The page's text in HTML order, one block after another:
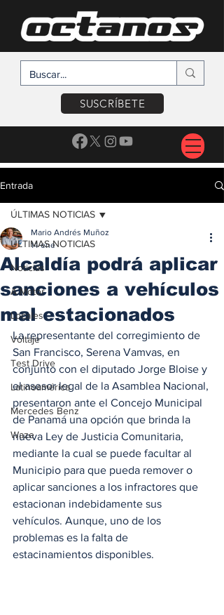
SUSCRÍBETE
Entrada
ÚLTIMAS NOTICIAS
Noticias
A Motor
Locales
Voltaje
Test Drive
Latinoamérica
Mercedes Benz
Waze
ÚLTIMAS NOTICIAS
Alcaldía podrá aplicar
sanciones a vehículos
mal estacionados
Mario Andrés Muñoz
14 ene
La representante del corregimiento de
San Francisco, Serena Vamvas, en
conjunto con el diputado Jorge Bloise y
el asesor legal de la Asamblea Nacional,
presentaron ante el Concejo Municipal
de Panamá una opción que brinda la
nueva Ley de Justicia Comunitaria,
mediante la cual se puede facultar al
Municipio para que pueda remover o
aplicar sanciones a los infractores que
estacionan indebidamente sus
vehículos. Aunque, uno de los
problemas es la falta de
estacinamientos disponibles.